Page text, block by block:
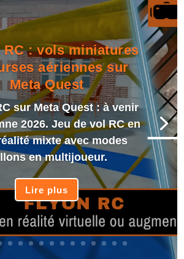
RC : vols miniatures
aériennes sur
Meta Quest
sur Meta Quest : à venir
2026. Jeu de vol RC en
mixte avec modes
en multijoueur.
Lire plus